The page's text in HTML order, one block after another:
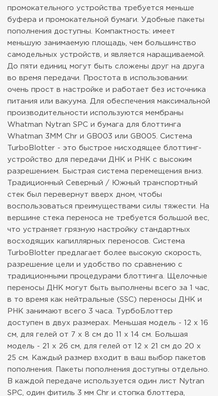
промокательного устройства требуется меньше
буфера и промокательной бумаги. Удобные пакеты
пополнения доступны. Компактность: имеет
меньшую занимаемую площадь, чем большинство
самодельных устройств, и является наращиваемой.
До пяти единиц могут быть сложены друг на друга
во время передачи. Простота в использовании:
очень прост в настройке и работает без источника
питания или вакуума. Для обеспечения максимальной
производительности используются мембраны
Whatman Nytran SPC и бумага для блоттинга
Whatman 3MM Chr и GB003 или GB005. Система
TurboBlotter - это быстрое нисходящее блоттинг-
устройство для передачи ДНК и РНК с высоким
разрешением. Быстрая система перемещения вниз.
Традиционный Северный / Южный транспортный
стек был перевернут вверх дном, чтобы
воспользоваться преимуществами силы тяжести. На
вершине стека переноса не требуется большой вес,
что устраняет грязную настройку стандартных
восходящих капиллярных переносов. Система
TurboBlotter предлагает более высокую скорость,
разрешение цели и удобство по сравнению с
традиционными процедурами блоттинга. Щелочные
переносы ДНК могут быть выполнены всего за 1 час,
в то время как нейтральные (SSC) переносы ДНК и
РНК занимают всего 3 часа. ТурбоБлоттер
доступен в двух размерах. Меньшая модель - 12 х 16
см, для гелей от 7 х 8 см до 11 х 14 см. Большая
модель - 21 x 26 см, для гелей от 12 x 21 см до 20 x
25 см. Каждый размер входит в ваш выбор пакетов
пополнения. Пакеты пополнения доступны отдельно.
В каждой передаче используется один лист Nytran
SPC, один фитиль 3 мм Chr и стопка блоттера,